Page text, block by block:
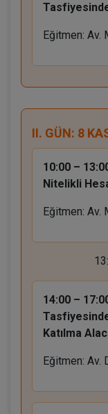
Eğitmen: Av.
II. GÜN: 8
10:00 –
Nitelikli
Eğitmen: Av.
14:00 –
Katılma
Eğitmen: Av.